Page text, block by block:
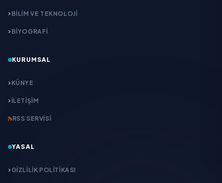
BİLİM VE TEKNOLOJİ
BİYOGRAFİ
KURUMSAL
KÜNYE
İLETIŞIM
RSS SERVISI
YASAL
GIZLILIK POLITIKASI